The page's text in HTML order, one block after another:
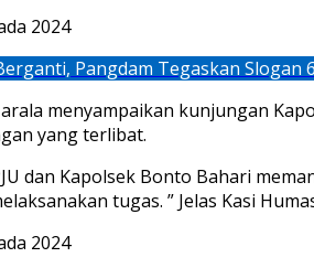
Pangdam Tegaskan Slogan
menyampaikan kunjungan
yang terlibat.
dan Kapolsek Bonto Bahari
tugas. ” Jelas Kasi